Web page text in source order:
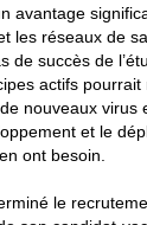
avantage
les réseaux de
de succès de
actifs pourrait
nouveaux virus
et le
ont besoin.
le